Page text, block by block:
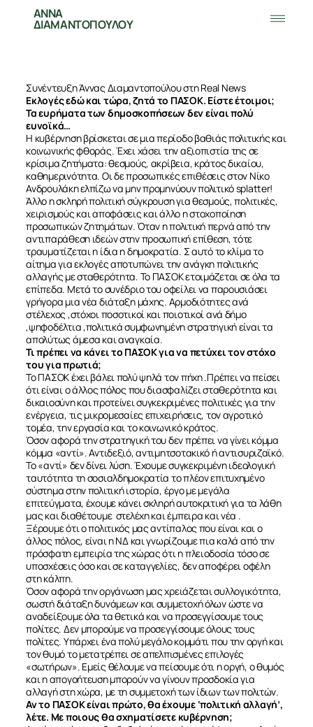
ΑΝΝΑ
ΔΙΑΜΑΝΤΟΠΟΥΛΟΥ
Συνέντευξη Άννας Διαμαντοπούλου στη Real News
Εκλογές εδώ και τώρα, ζητά το ΠΑΣΟΚ. Είστε έτοιμοι;
Τα ευρήματα των δημοσκοπήσεων δεν είναι πολύ
ευνοϊκά…
Η κυβέρνηση βρίσκεται σε μια περίοδο βαθιάς πολιτικής και
κοινωνικής φθοράς. Έχει χάσει την αξιοπιστία της σε
κρίσιμα ζητήματα: θεσμούς, ακρίβεια, κράτος δικαίου,
καθημερινότητα. Οι δε προσωπικές επιθέσεις στον Νίκο
Ανδρουλάκη ελπίζω να μην προμηνύουν πολιτικό splatter!
Άλλο η σκληρή πολιτική σύγκρουση για θεσμούς, πολιτικές,
χειρισμούς και αποφάσεις και άλλο η στοχοποίηση
προσωπικών ζητημάτων. Όταν η πολιτική περνά από την
αντιπαράθεση ιδεών στην προσωπική επίθεση, τότε
τραυματίζεται η ίδια η δημοκρατία. Σ αυτό το κλίμα το
αίτημα για εκλογές αποτυπώνει την ανάγκη πολιτικής
αλλαγής με σταθερότητα. Το ΠΑΣΟΚ ετοιμάζεται σε όλα τα
επίπεδα. Μετά το συνέδριο του οφείλει να παρουσιάσει
γρήγορα μια νέα διάταξη μάχης. Αρμοδιότητες ανά
στέλεχος ,στόχοι ποσοτικοί και ποιοτικοί ανά δήμο
,ψηφοδέλτια ,πολιτικά συμφωνημένη στρατηγική είναι τα
απολύτως άμεσα και αναγκαία.
Τι πρέπει να κάνει το ΠΑΣΟΚ για να πετύχει τον στόχο
του για πρωτιά;
Το ΠΑΣΟΚ έχει βάλει πολύ ψηλά τον πήχη .Πρέπει να πείσει
ότι είναι ο άλλος πόλος που διασφαλίζει σταθερότητα και
δικαιοσύνη και προτείνει συγκεκριμένες πολιτικές για την
ενέργεια, τις μικρομεσαίες επιχειρήσεις, τον αγροτικό
τομέα, την εργασία και το κοινωνικό κράτος.
Όσον αφορά την στρατηγική του δεν πρέπει να γίνει κόμμα
κόμμα «αντί». Αντιδεξιό, αντιμητσοτακικό ή αντισυριζαϊκό.
Το «αντί» δεν δίνει λύση. Έχουμε συγκεκριμένη ιδεολογική
ταυτότητα τη σοσιαλδημοκρατία το πλέον επιτυχημένο
σύστημα στην πολιτική ιστορία, έργο με μεγάλα
επιτεύγματα, έχουμε κάνει σκληρή αυτοκριτική για τα λάθη
μας και διαθέτουμε στελέχη και έμπειρα και νέα .
Ξέρουμε ότι ο πολιτικός μας αντίπαλος που είναι και ο
άλλος πόλος, είναι η ΝΔ και γνωρίζουμε πια καλά από την
πρόσφατη εμπειρία της χώρας ότι η πλειοδοσία τόσο σε
υποσχέσεις όσο και σε καταγγελίες, δεν αποφέρει οφέλη
στη κάλπη.
Όσον αφορά την οργάνωση μας χρειάζεται συλλογικότητα,
σωστή διάταξη δυνάμεων και συμμετοχή όλων ώστε να
αναδείξουμε όλα τα θετικά και να προσεγγίσουμε τους
πολίτες. Δεν μπορούμε να προσεγγίσουμε όλους τους
πολίτες. Υπάρχει ένα πολύ μεγάλο κομμάτι που την οργή και
τον θυμό το μετατρέπει σε απελπισμένες επιλογές
«σωτήρων». Εμείς θέλουμε να πείσουμε ότι η οργή, ο θυμός
και η απογοήτευση μπορούν να γίνουν προσδοκία για
αλλαγή στη χώρα, με τη συμμετοχή των ίδιων των πολιτών.
Αν το ΠΑΣΟΚ είναι πρώτο, θα έχουμε ‘πολιτική αλλαγή’,
λέτε. Με ποιους θα σχηματίσετε κυβέρνηση;